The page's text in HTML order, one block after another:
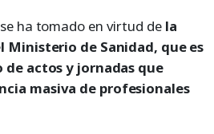
ha tomado en virtud de la
Ministerio de Sanidad, que es
actos y jornadas que
masiva de profesionales